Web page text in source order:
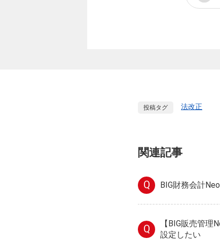
投稿タグ 法改正
関連記事
Q BIG財務会計
Q
【BIG販売管
設定したい